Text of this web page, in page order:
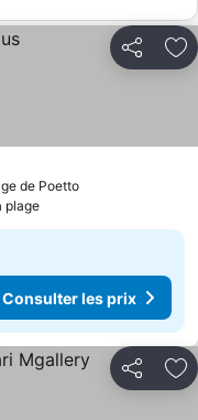
Partager
de Poetto
plage
Consulter les prix
Partager